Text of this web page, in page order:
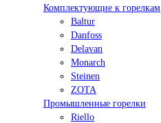
Комплектующие к горелкам
Baltur
Danfoss
Delavan
Monarch
Steinen
ZOTA
Промышленные горелки
Riello